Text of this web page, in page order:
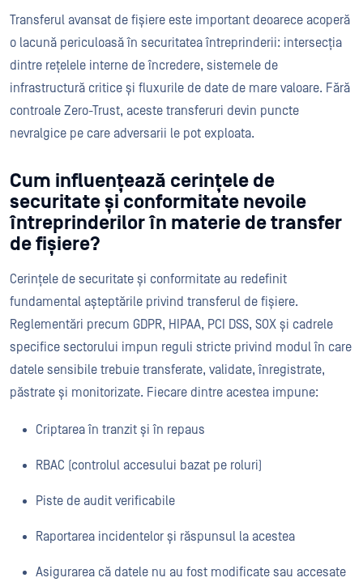
Transferul avansat de fișiere este important deoarece acoperă
o lacună periculoasă în securitatea întreprinderii: intersecția
dintre rețelele interne de încredere, sistemele de
infrastructură critice și fluxurile de date de mare valoare. Fără
controale Zero-Trust, aceste transferuri devin puncte
nevralgice pe care adversarii le pot exploata.
Cum influențează cerințele de
securitate și conformitate nevoile
întreprinderilor în materie de transfer
de fișiere?
Cerințele de securitate și conformitate au redefinit
fundamental așteptările privind transferul de fișiere.
Reglementări precum GDPR, HIPAA, PCI DSS, SOX și cadrele
specifice sectorului impun reguli stricte privind modul în care
datele sensibile trebuie transferate, validate, înregistrate,
păstrate și monitorizate. Fiecare dintre acestea impune:
Criptarea în tranzit și în repaus
RBAC (controlul accesului bazat pe roluri)
Piste de audit verificabile
Raportarea incidentelor și răspunsul la acestea
Asigurarea că datele nu au fost modificate sau accesate